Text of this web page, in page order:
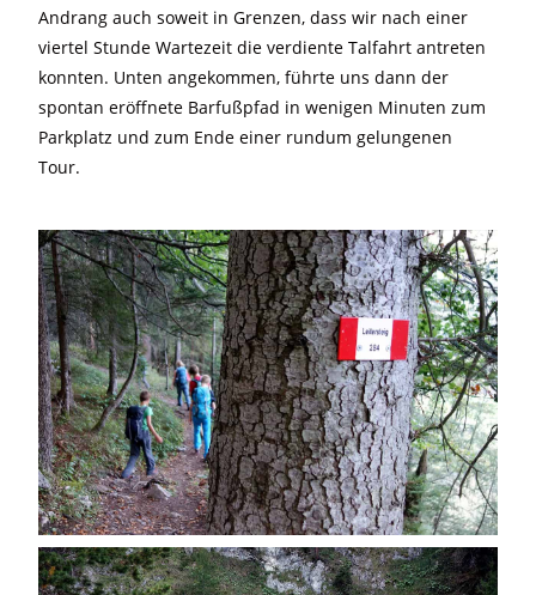
Andrang auch soweit in Grenzen, dass wir nach einer
viertel Stunde Wartezeit die verdiente Talfahrt antreten
konnten. Unten angekommen, führte uns dann der
spontan eröffnete Barfußpfad in wenigen Minuten zum
Parkplatz und zum Ende einer rundum gelungenen
Tour.